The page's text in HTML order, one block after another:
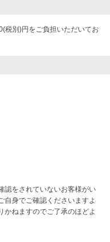
税別)円をご負担いただいてお
認をされていないお客様がい
自身でご確認くださいますよ
かねますのでご了承のほどよ